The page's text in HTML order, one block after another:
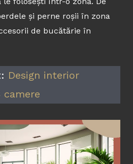
și perne roșii în zona
de bucătărie în
Design interior